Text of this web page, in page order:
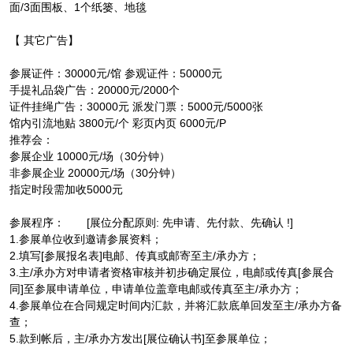
面/3面围板、1个纸篓、地毯
【 其它广告】
参展证件：30000元/馆 参观证件：50000元
手提礼品袋广告：20000元/2000个
证件挂绳广告：30000元 派发门票：5000元/5000张
馆内引流地贴 3800元/个 彩页内页 6000元/P
推荐会：
参展企业 10000元/场（30分钟）
非参展企业 20000元/场（30分钟）
指定时段需加收5000元
参展程序： [展位分配原则: 先申请、先付款、先确认 !]
1.参展单位收到邀请参展资料；
2.填写[参展报名表]电邮、传真或邮寄至主/承办方；
3.主/承办方对申请者资格审核并初步确定展位，电邮或传真[参展合
同]至参展申请单位，申请单位盖章电邮或传真至主/承办方；
4.参展单位在合同规定时间内汇款，并将汇款底单回发至主/承办方备
查；
5.款到帐后，主/承办方发出[展位确认书]至参展单位；